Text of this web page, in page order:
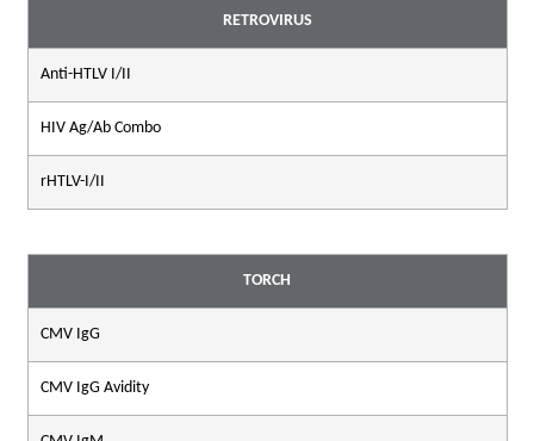
RETROVIRUS
Anti-HTLV I/II
HIV Ag/Ab Combo
rHTLV-I/II
TORCH
CMV IgG
CMV IgG Avidity